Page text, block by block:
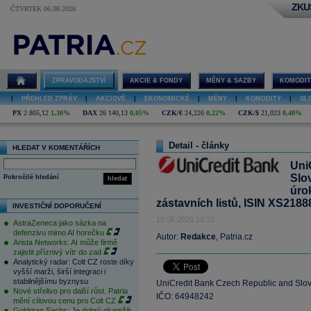
ČTVRTEK 06.08.2026
ZPRAVODAJSTVÍ AKCIE & FONDY MĚNY & SAZBY
PŘEHLED ZPRÁV AKCIOVÉ EKONOMICKÉ MĚNY KOMODITY
PX 2 805,12 1,30% DAX 26 140,13 0,05% CZK/€ 24,226 0,22% CZK/$ 21,023 0,48%
HLEDAT V KOMENTÁŘÍCH
hledat
Pokročilé hledání
INVESTIČNÍ DOPORUČENÍ
AstraZeneca jako sázka na
defenzivu mimo AI horečku
Arista Networks: AI může firmě
zajistit příznivý vítr do zad
Analytický radar: Colt CZ roste díky
vyšší marži, širší integraci i
stabilnějšímu byznysu
Nové střelivo pro další růst. Patria
mění cílovou cenu pro Colt CZ
Detail - články
zástavních listů, ISIN
10.06.2026 10:10
Autor: Redakce, Patria.cz
UniCredit Bank Czech Republic and
IČO: 64948242